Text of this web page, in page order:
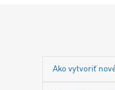
Ako vytvoriť